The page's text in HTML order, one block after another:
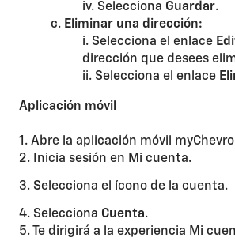
iv. Selecciona Guardar.
c. Eliminar una dirección:
i. Selecciona el enlace
dirección que desees
ii. Selecciona el enlace
Aplicación móvil
1. Abre la aplicación móvil
2. Inicia sesión en Mi cuenta.
3. Selecciona el ícono de la cuenta.
4. Selecciona Cuenta.
5. Te dirigirá a la experiencia Mi